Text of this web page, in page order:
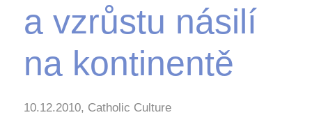
a vzrůstu násilí
na kontinentě
10.12.2010, Catholic Culture